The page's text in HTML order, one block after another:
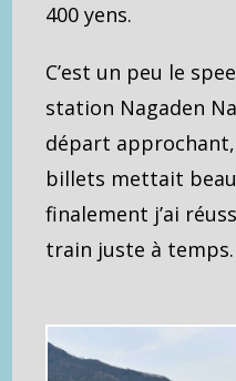
400 yens.
C’est un peu le
station Nagaden
départ
billets mettait
finalement j’ai
train juste à temps.